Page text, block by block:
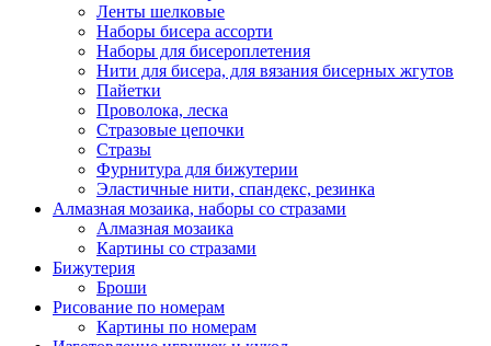
Ленты шелковые
Наборы бисера ассорти
Наборы для бисероплетения
Нити для бисера, для вязания бисерных жгутов
Пайетки
Проволока, леска
Стразовые цепочки
Стразы
Фурнитура для бижутерии
Эластичные нити, спандекс, резинка
Алмазная мозаика, наборы со стразами
Алмазная мозаика
Картины co стразами
Бижутерия
Броши
Рисование по номерам
Картины по номерам